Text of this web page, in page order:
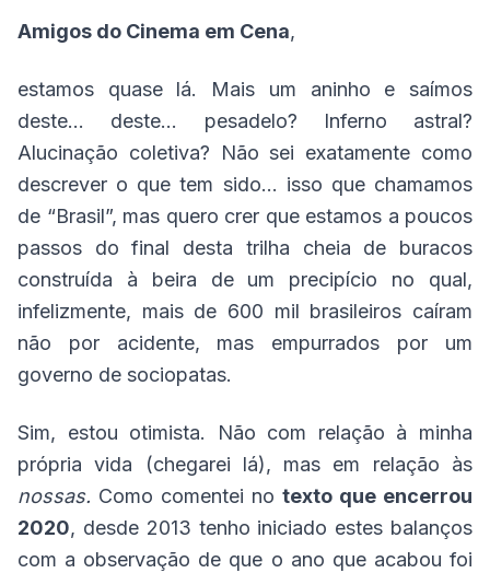
Amigos do Cinema em Cena,
estamos quase lá. Mais um aninho e saímos
deste… deste… pesadelo? Inferno astral?
Alucinação coletiva? Não sei exatamente como
descrever o que tem sido… isso que chamamos
de “Brasil”, mas quero crer que estamos a poucos
passos do final desta trilha cheia de buracos
construída à beira de um precipício no qual,
infelizmente, mais de 600 mil brasileiros caíram
não por acidente, mas empurrados por um
governo de sociopatas.
Sim, estou otimista. Não com relação à minha
própria vida (chegarei lá), mas em relação às
nossas. Como comentei no texto que encerrou
2020, desde 2013 tenho iniciado estes balanços
com a observação de que o ano que acabou foi